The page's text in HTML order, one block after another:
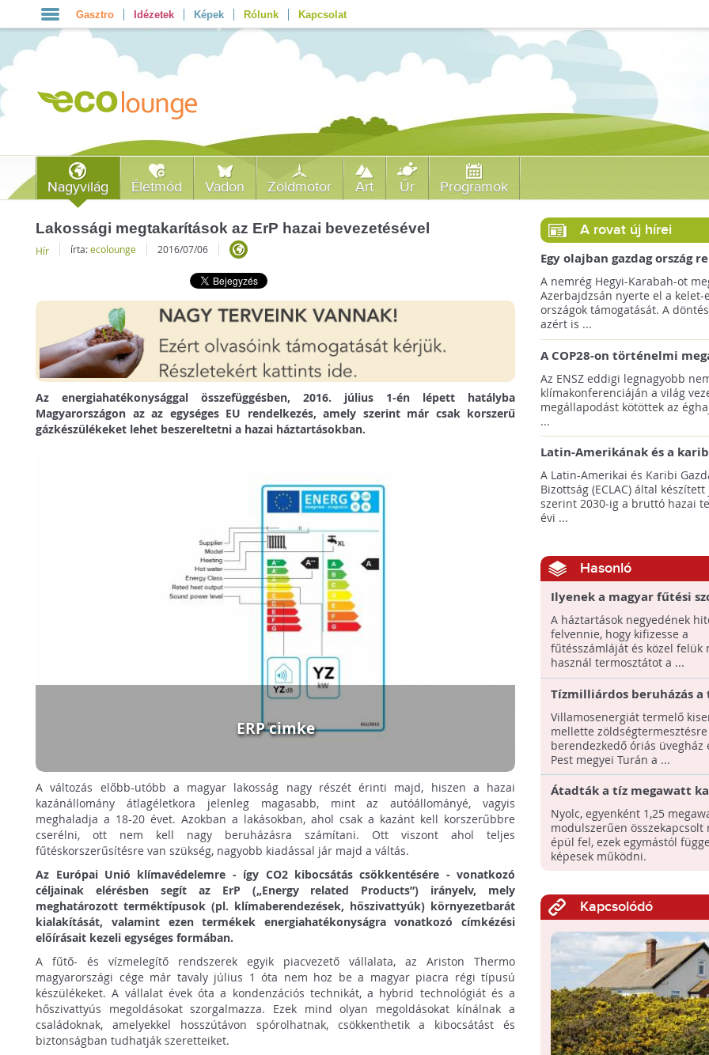
Gasztro Idézetek Képek Rólunk Kapcsolat
Nagyvilág Életmód Vadon Zöldmotor Art Űr Programok
Lakossági megtakarítások az ErP hazai bevezetésével
Hír írta:ecolounge 2016/07/06
Az energiahatékonysággal összefüggésben, 2016. július 1-én lépett hatályba
Magyarországon az az egységes EU rendelkezés, amely szerint már csak korszerű
gázkészülékeket lehet beszereltetni a hazai háztartásokban.
ERP cimke
A változás előbb-utóbb a magyar lakosság nagy részét érinti majd, hiszen a hazai
kazánállomány átlagéletkora jelenleg magasabb, mint az autóállományé, vagyis
meghaladja a 18-20 évet. Azokban a lakásokban, ahol csak a kazánt kell korszerűbbre
cserélni, ott nem kell nagy beruházásra számítani. Ott viszont ahol teljes
fűtéskorszerűsítésre van szükség, nagyobb kiadással jár majd a váltás.
Az Európai Unió klímavédelemre - így CO2 kibocsátás csökkentésére - vonatkozó
céljainak elérésben segít az ErP („Energy related Products”) irányelv, mely
meghatározott terméktípusok (pl. klímaberendezések, hőszivattyúk) környezetbarát
kialakítását, valamint ezen termékek energiahatékonyságra vonatkozó címkézési
előírásait kezeli egységes formában.
A fűtő- és vízmelegítő rendszerek egyik piacvezető vállalata, az Ariston Thermo
magyarországi cége már tavaly július 1 óta nem hoz be a magyar piacra régi típusú
készülékeket. A vállalat évek óta a kondenzációs technikát, a hybrid technológiát és a
hőszivattyús megoldásokat szorgalmazza. Ezek mind olyan megoldásokat kínálnak a
családoknak, amelyekkel hosszútávon spórolhatnak, csökkenthetik a kibocsátást és
biztonságban tudhatják szeretteiket.
A rovat új hírei
Egy olajban gazdag ország
jövőre a COP29 klímacsúcsot
A nemrég Hegyi-Karabah-ot
Azerbajdzsán nyerte el a kelet-
országok támogatását. A
azért is ...
A COP28-on történelmi
született! - Összefoglaló az
klímacsúcsáról
Az ENSZ eddigi legnagyobb
klímakonferenciáján a világ
megállapodást kötöttek az
...
Latin-Amerikának és a
térségnek növelniük kell
az éghajlatvédelmi célok
A Latin-Amerikai és Karibi
Bizottság (ECLAC) által
szerint 2030-ig a bruttó hazai
évi ...
Hasonló
Ilyenek a magyar fűtési
A háztartások negyedének
felvennie, hogy kifizesse a
fűtésszámláját és közel felük
használ termosztátot a ...
Tízmilliárdos beruházás a
termálvíz hasznosítására
Villamosenergiát termelő
mellette zöldségtermesztésre
berendezkedő óriás üvegház
Pest megyei Turán a ...
Átadták a tíz megawatt
pécsi napelemfarmot
Nyolc, egyenként 1,25
modulszerűen összekapcsolt
épül fel, ezek egymástól
képesek működni.
Kapcsolódó